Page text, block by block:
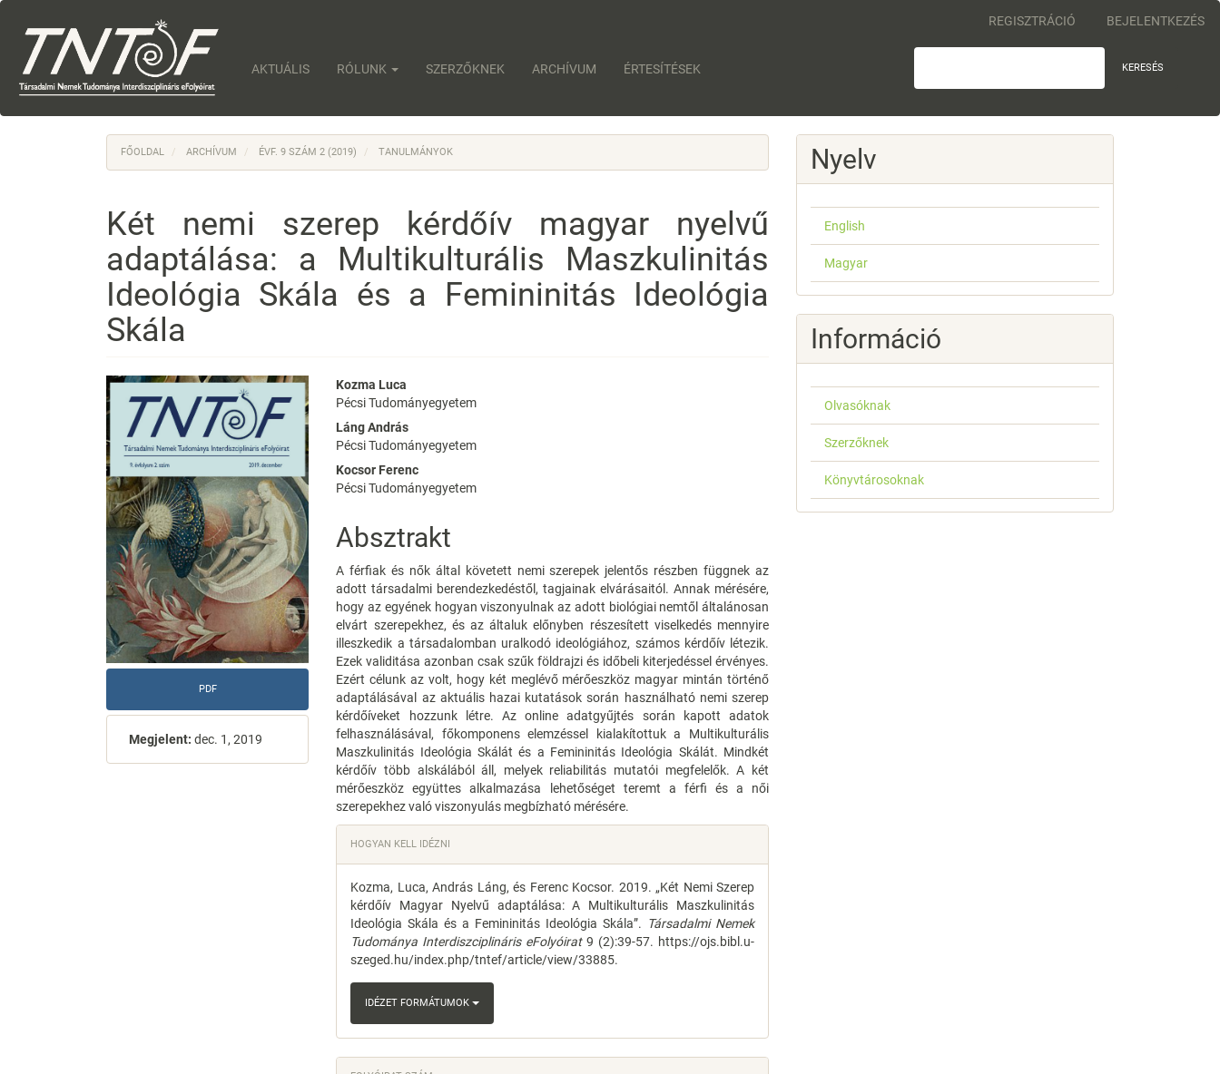
Navigation
Main
Content
Sidebar
REGISZTRÁCIÓ BEJELENTKEZÉS
AKTUÁLIS RÓLUNK SZERZŐKNEK ARCHÍVUM ÉRTESÍTÉSEK KERESÉS
FŐOLDAL ARCHÍVUM ÉVF. 9 SZÁM 2 (2019) TANULMÁNYOK
Két nemi szerep kérdőív magyar nyelvű
adaptálása: a Multikulturális Maszkulinitás
Ideológia Skála és a Femininitás Ideológia
Skála
Article
Sidebar
PDF
Megjelent: dec. 1, 2019
Main
Article
Content
Kozma Luca
Pécsi Tudományegyetem
Láng András
Pécsi Tudományegyetem
Kocsor Ferenc
Pécsi Tudományegyetem
Absztrakt
A férfiak és nők által követett nemi szerepek jelentős részben függnek az
adott társadalmi berendezkedéstől, tagjainak elvárásaitól. Annak mérésére,
hogy az egyének hogyan viszonyulnak az adott biológiai nemtől általánosan
elvárt szerepekhez, és az általuk előnyben részesített viselkedés mennyire
illeszkedik a társadalomban uralkodó ideológiához, számos kérdőív létezik.
Ezek validitása azonban csak szűk földrajzi és időbeli kiterjedéssel érvényes.
Ezért célunk az volt, hogy két meglévő mérőeszköz magyar mintán történő
adaptálásával az aktuális hazai kutatások során használható nemi szerep
kérdőíveket hozzunk létre. Az online adatgyűjtés során kapott adatok
felhasználásával, főkomponens elemzéssel kialakítottuk a Multikulturális
Maszkulinitás Ideológia Skálát és a Femininitás Ideológia Skálát. Mindkét
kérdőív több alskálából áll, melyek reliabilitás mutatói megfelelők. A két
mérőeszköz együttes alkalmazása lehetőséget teremt a férfi és a női
szerepekhez való viszonyulás megbízható mérésére.
Article
Details
HOGYAN KELL IDÉZNI
Kozma, Luca, András Láng, és Ferenc Kocsor. 2019. „Két Nemi Szerep
kérdőív Magyar Nyelvű adaptálása: A Multikulturális Maszkulinitás
Ideológia Skála és a Femininitás Ideológia Skála”. Társadalmi Nemek
Tudománya Interdiszciplináris eFolyóirat9 (2):39-57. https://ojs.bibl.u-
szeged.hu/index.php/tntef/article/view/33885.
IDÉZET FORMÁTUMOK
Nyelv
English
Magyar
Információ
Olvasóknak
Szerzőknek
Könyvtárosoknak